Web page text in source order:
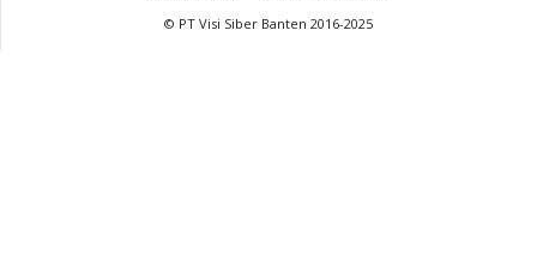
© PT Visi Siber Banten 2016-2025